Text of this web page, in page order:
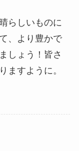
らしいものに
、より豊かで
しょう！皆さ
ますように。